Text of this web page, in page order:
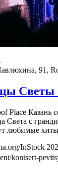
91,
Светы
Place Казань
с
любимые
InStock
kontsert-